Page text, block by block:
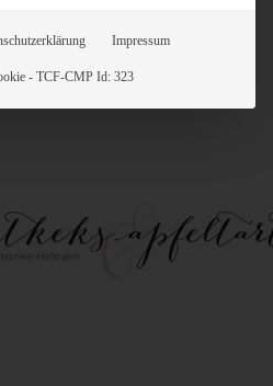
Impressum
- TCF-CMP Id: 323